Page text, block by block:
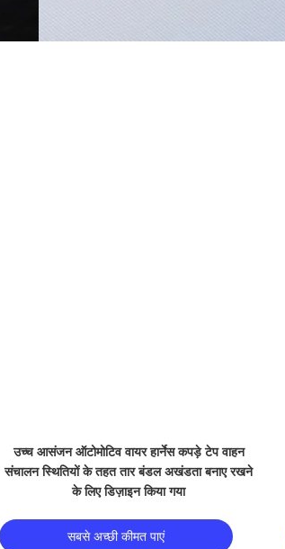
ऑटोमोटिव केबल के लिए काले नारंगी तार हार्नेस कपड़े टेप
0.16 मिमी मोटाई
सबसे अच्छी कीमत पाएं